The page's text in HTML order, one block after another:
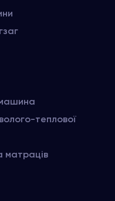
теплової
матраців